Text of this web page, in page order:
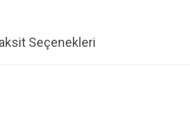
Seçenekleri